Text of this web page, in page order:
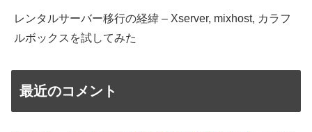
レンタルサーバー移行の経緯 – Xserver, mixhost, カラフ
ルボックスを試してみた
最近のコメント